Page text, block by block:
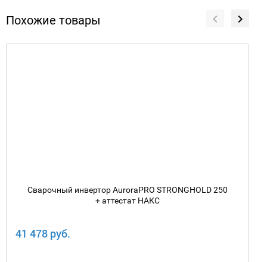
Похожие товары
Сварочный инвертор AuroraPRO STRONGHOLD 250
+ аттестат НАКС
41 478 руб.